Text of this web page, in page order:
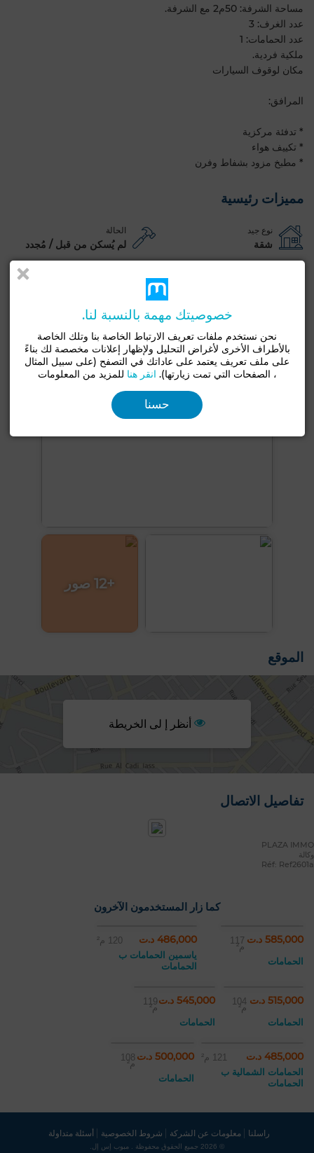
مساحة الشرفة: 50م2 مع الشرفة.
عدد الغرف: 3
عدد الحمامات: 1
ملكية فردية.
مكان لوقوف السيارات
المرافق:
* تدفئة مركزية
* تكييف هواء
* مطبخ مزود بشفاط وفرن
مميزات رئيسية
نوع جيد
شقة
الحالة
لم يُسكن من قبل / مُجدد
شاهد المزيد من الصور
+12 صور
الموقع
أنظر إ لى الخريطة
تفاصيل الاتصال
PLAZA IMMO
وكالة
Réf: Ref2601a
كما زار المستخدمون الآخرون
585,000 د.ت 117
م²
الحمامات
486,000 د.ت 120 م²
ياسمين الحمامات ب
الحمامات
515,000 د.ت 104
م²
الحمامات
545,000 د.ت 119
م²
الحمامات
485,000 د.ت 121 م²
الحمامات الشمالية ب
الحمامات
500,000 د.ت 108
م²
الحمامات
راسلنا معلومات عن الشركة شروط الخصوصية أسئلة متداولة
© 2026 جميع الحقوق محفوظة . مبوب إس إل.
خصوصيتك مهمة بالنسبة لنا.
نحن نستخدم ملفات تعريف الارتباط الخاصة بنا وتلك الخاصة
بالأطراف الأخرى لأغراض التحليل ولإظهار إعلانات مخصصة لك بناءً
على ملف تعريف يعتمد على عاداتك في التصفح (على سبيل المثال
، الصفحات التي تمت زيارتها). انقر هنا للمزيد من المعلومات
حسنا